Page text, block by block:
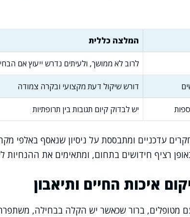
המלצה כללית
לרוב לא ממושך, ולעיתים נדרש ייעוץ אם
דורש שיקול דעת מקצועי ובקרה צמודה
יש לבדוק קיום תגובות בין תרופתיות
עדכניים ומתבססת על ניסיון שנאסף באלפי
רציף חידושים בתחום, ומתאימים את ההנחיות
איכות החיים ותיאבון
עם מטופלים, ברור שכאשר יש הקלה בבחילה,